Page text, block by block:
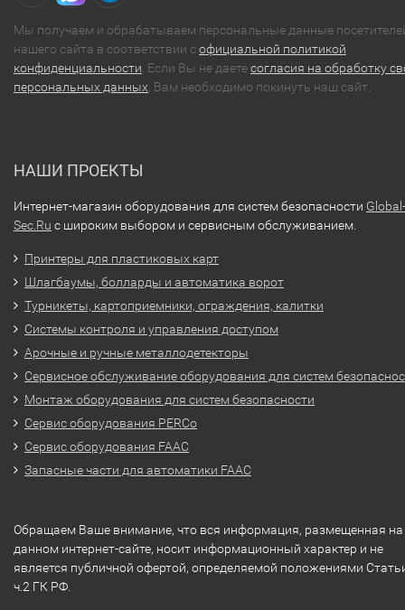
Мы получаем и обрабатываем персональные данные
нашего сайта в соответствии софициальной политикой
конфиденциальности . Если Вы не даетесогласия на обработку
персональных данных , Вам необходимо покинуть наш сайт.
НАШИ ПРОЕКТЫ
Интернет-магазин оборудования для систем безопасности Global-
Sec.Ru с широким выбором и сервисным обслуживанием.
Принтеры для пластиковых карт
Шлагбаумы, болларды и автоматика ворот
Турникеты, картоприемники, ограждения, калитки
Системы контроля и управления доступом
Арочные и ручные металлодетекторы
Сервисное обслуживание оборудования для систем
Монтаж оборудования для систем безопасности
Сервис оборудования PERCo
Сервис оборудования FAAC
Запасные части для автоматики FAAC
Обращаем Ваше внимание, что вся информация, размещенная на
данном интернет-сайте, носит информационный характер и не
является публичной офертой, определяемой положениями
ч.2 ГК РФ.